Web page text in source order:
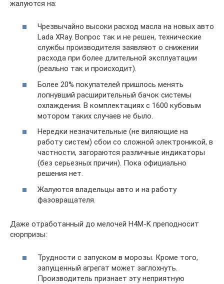
жалуются на:
Чрезвычайно высоки расход масла на новых авто
Lada XRay. Вопрос так и не решен, технические
службы производителя заявляют о снижении
расхода при более длительной эксплуатации
(реально так и происходит).
Более 20% покупателей пришлось менять
лопнувший расширительный бачок системы
охлаждения. В комплектациях с 1600 кубовым
мотором таких случаев не было.
Нередки незначительные (не виляющие на
работу систем) сбои со сложной электроникой, в
частности, загораются различные индикаторы
(без серьезных причин). Пока официально
решения нет.
Жалуются владельцы авто и на работу
фазовращателя.
Даже отработанный до мелочей H4M-K преподносит
сюрпризы:
Трудности с запуском в морозы. Кроме того,
запущенный агрегат может заглохнуть.
Производитель признает эту неприятную